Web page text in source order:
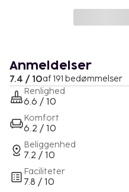
Anmeldelser
7.4 / 10af 191 bedømmelser
Renlighed
6.6 / 10
Komfort
6.2 / 10
Beliggenhed
7.2 / 10
Faciliteter
7.8 / 10